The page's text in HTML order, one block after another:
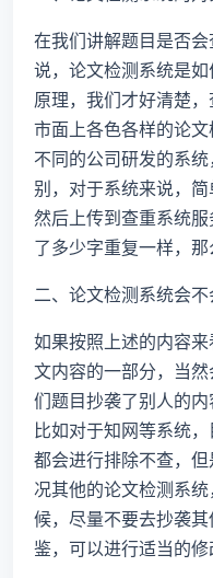
在我们讲解题目是否
说，论文检测系统是
原理，我们才好清楚
市面上各色各样的论文
不同的公司研发的系
别，对于系统来说，简
然后上传到查重系统
了多少字重复一样，那
二、论文检测系统会
如果按照上述的内容
文内容的一部分，当
们题目抄袭了别人的
比如对于知网等系统
都会进行排除不查，
况其他的论文检测系
候，尽量不要去抄袭
鉴，可以进行适当的修